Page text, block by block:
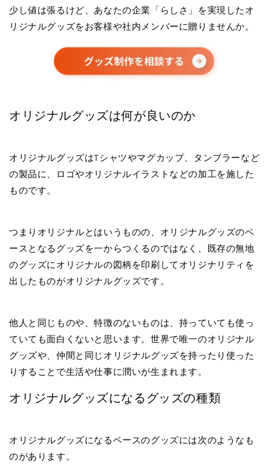
少し値は張るけど、あなたの企業「らしさ」を実現したオ
リジナルグッズをお客様や社内メンバーに贈りませんか。
オリジナルグッズは何が良いのか
オリジナルグッズはTシャツやマグカップ、タンブラーなど
の製品に、ロゴやオリジナルイラストなどの加工を施した
ものです。
つまりオリジナルとはいうものの、オリジナルグッズのベ
ースとなるグッズを一からつくるのではなく、既存の無地
のグッズにオリジナルの図柄を印刷してオリジナリティを
出したものがオリジナルグッズです。
他人と同じものや、特徴のないものは、持っていても使っ
ていても面白くないと思います。世界で唯一のオリジナル
グッズや、仲間と同じオリジナルグッズを持ったり使った
りすることで生活や仕事に潤いが生まれます。
オリジナルグッズになるグッズの種類
オリジナルグッズになるベースのグッズには次のようなも
のがあります。